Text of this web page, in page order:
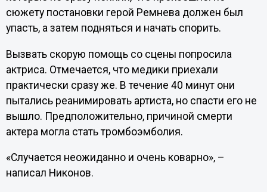
сюжету постановки герой Ремнева должен был
упасть, а затем подняться и начать спорить.
Вызвать скорую помощь со сцены попросила
актриса. Отмечается, что медики приехали
практически сразу же. В течение 40 минут они
пытались реанимировать артиста, но спасти его не
вышло. Предположительно, причиной смерти
актера могла стать тромбоэмболия.
«Случается неожиданно и очень коварно», –
написал Никонов.